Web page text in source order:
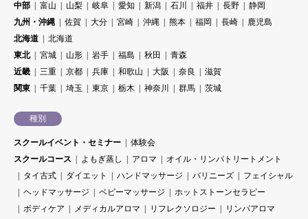
中部
富山 山梨 岐阜 愛知 新潟 石川 福井 長野
静岡
九州・沖縄
佐賀 大分 宮崎 沖縄 熊本 福岡 長崎
鹿児島
北海道
北海道
東北
宮城 山形 岩手 福島 秋田
青森
近畿
三重 京都 兵庫 和歌山 大阪 奈良
滋賀
関東
千葉 埼玉 東京 栃木 神奈川 群馬 茨城
種別
スクールイベント・セミナー
体験会
スクールコース
よもぎ蒸し アロマ
オイル・リンパトリートメント
タイ古式
ダイエット ハンドマッサージ バリニーズ
フェイシャル
ヘッドマッサージ
ベビーマッサージ
ホットストーンセラピー
ボディケア
メディカルアロマ リフレクソロジー
リンパアロマ